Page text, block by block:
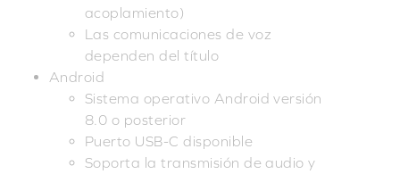
acoplamiento)
Las comunicaciones de voz
dependen del título
Android
Sistema operativo Android versión
8.0 o posterior
Puerto USB-C disponible
Soporta la transmisión de audio y